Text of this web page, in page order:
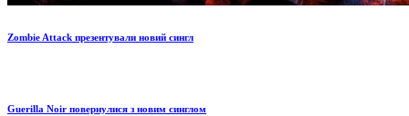
Zombie Attack презентували новий сингл
Guerilla Noir повернулися з новим синглом